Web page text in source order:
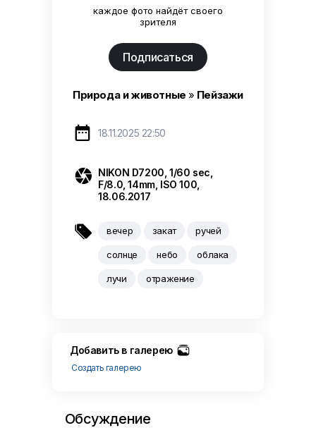
каждое фото найдёт своего
зрителя
Подписаться
Природа и животные » Пейзажи
 18.11.2025 22:50
 NIKON D7200 ,1/60 sec
F/8.0 ,14mm, ISO 100
18.06.2017
 вечер закат ручей
солнце небо облака
лучи отражение
Добавить в галерею
Создать галерею
Обсуждение